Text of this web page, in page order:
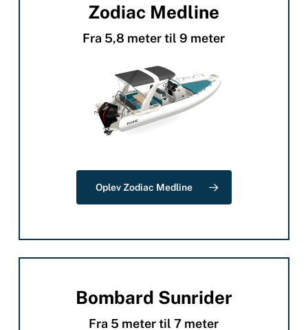
Zodiac Medline
Fra 5,8 meter til 9 meter
Oplev Zodiac Medline
Bombard Sunrider
Fra 5 meter til 7 meter